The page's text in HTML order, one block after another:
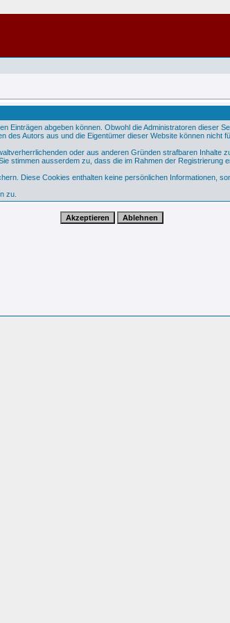
Einträgen abgeben können. Obwohl die Administratoren dieser
des Autors aus und die Eigentümer dieser Website können nicht
oder aus anderen Gründen strafbaren Inhalte
stimmen ausserdem zu, dass die im Rahmen der Registrierung
Diese Cookies enthalten keine persönlichen Informationen,
zu.